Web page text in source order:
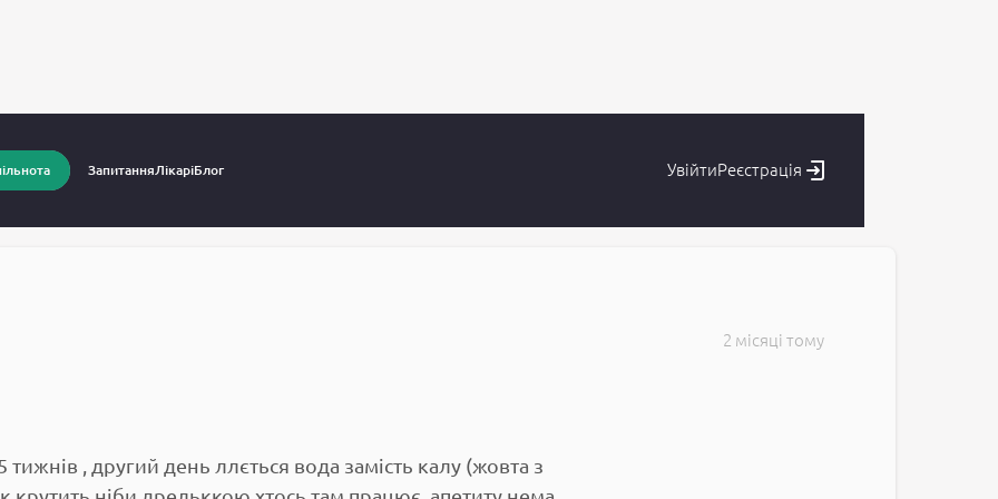
ЗапитанняЛікаріБлог УвійтиРеєстрація
до лікарів
2 місяці тому
тижнів , другий день ллється вода замість калу (жовта з